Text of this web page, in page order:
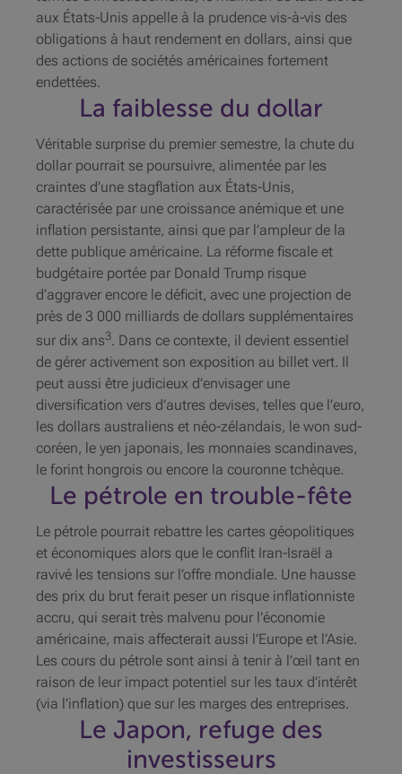
aux États-Unis appelle à la prudence vis-à-vis des
obligations à haut rendement en dollars, ainsi que
des actions de sociétés américaines fortement
endettées.
La faiblesse du dollar
Véritable surprise du premier semestre, la chute du
dollar pourrait se poursuivre, alimentée par les
craintes d’une stagflation aux États-Unis,
caractérisée par une croissance anémique et une
inflation persistante, ainsi que par l’ampleur de la
dette publique américaine. La réforme fiscale et
budgétaire portée par Donald Trump risque
d’aggraver encore le déficit, avec une projection de
près de 3 000 milliards de dollars supplémentaires
sur dix ans3. Dans ce contexte, il devient essentiel
de gérer activement son exposition au billet vert. Il
peut aussi être judicieux d’envisager une
diversification vers d’autres devises, telles que l’euro,
les dollars australiens et néo-zélandais, le won sud-
coréen, le yen japonais, les monnaies scandinaves,
le forint hongrois ou encore la couronne tchèque.
Le pétrole en trouble-fête
Le pétrole pourrait rebattre les cartes géopolitiques
et économiques alors que le conflit Iran-Israël a
ravivé les tensions sur l’offre mondiale. Une hausse
des prix du brut ferait peser un risque inflationniste
accru, qui serait très malvenu pour l’économie
américaine, mais affecterait aussi l’Europe et l’Asie.
Les cours du pétrole sont ainsi à tenir à l’œil tant en
raison de leur impact potentiel sur les taux d’intérêt
(via l’inflation) que sur les marges des entreprises.
Le Japon, refuge des
investisseurs